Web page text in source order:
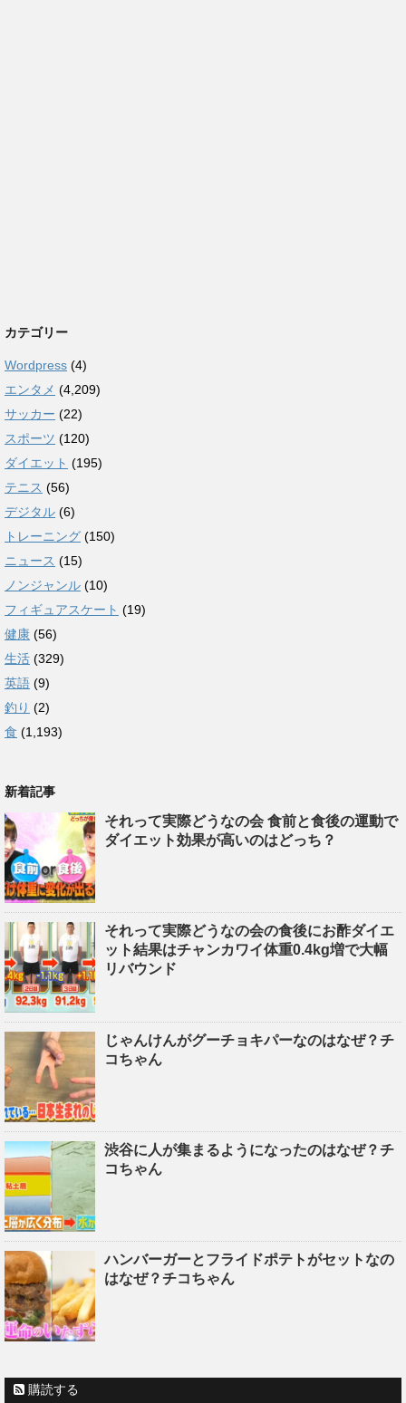
カテゴリー
Wordpress (4)
エンタメ (4,209)
サッカー (22)
スポーツ (120)
ダイエット (195)
テニス (56)
デジタル (6)
トレーニング (150)
ニュース (15)
ノンジャンル (10)
フィギュアスケート (19)
健康 (56)
生活 (329)
英語 (9)
釣り (2)
食 (1,193)
新着記事
それって実際どうなの会 食前と食後の運動で
ダイエット効果が高いのはどっち？
それって実際どうなの会の食後にお酢ダイエ
ット結果はチャンカワイ体重0.4kg増で大幅
リバウンド
じゃんけんがグーチョキパーなのはなぜ？チ
コちゃん
渋谷に人が集まるようになったのはなぜ？チ
コちゃん
ハンバーガーとフライドポテトがセットなの
はなぜ？チコちゃん
購読する